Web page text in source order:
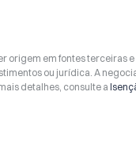
origem em fontes terceiras
ou jurídica. A
detalhes, consulte a